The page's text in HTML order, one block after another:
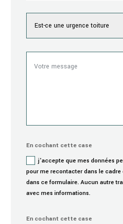
En cochant cette case
j'accepte que mes données
pour me recontacter dans le
dans ce formulaire. Aucun autre
avec mes informations.
En cochant cette case